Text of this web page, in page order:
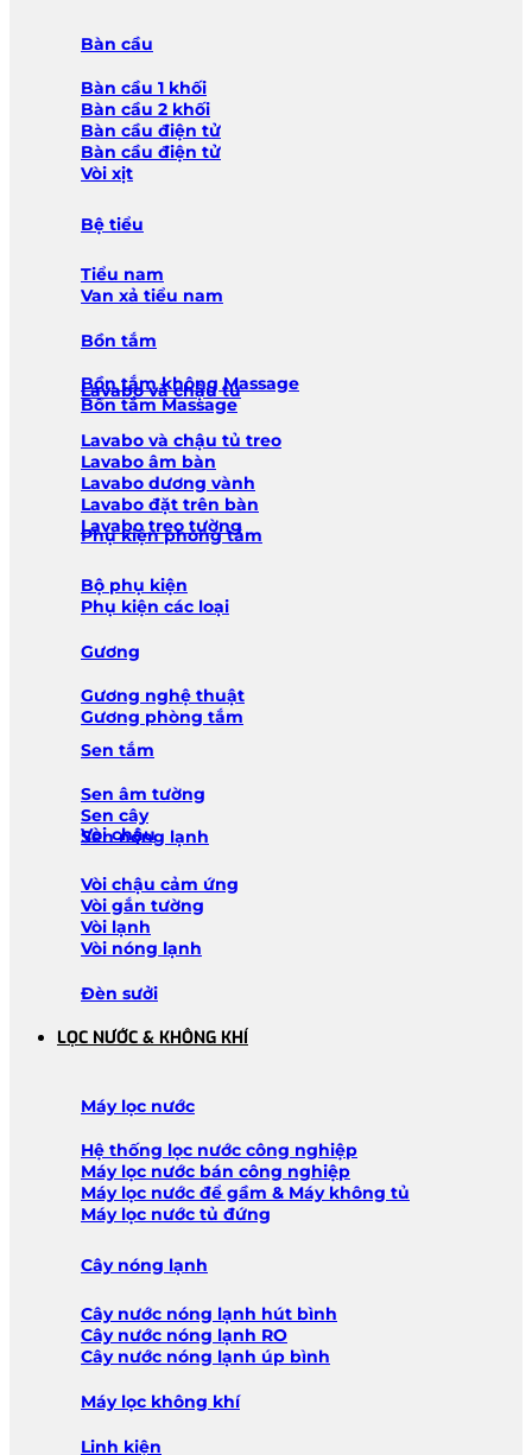
Bàn cầu
Bàn cầu 1 khối
Bàn cầu 2 khối
Bàn cầu điện tử
Bàn cầu điện tử
Vòi xịt
Bệ tiểu
Tiểu nam
Van xả tiểu nam
Bồn tắm
Bồn tắm không Massage
Bồn tắm Massage
Lavabo và chậu tủ
Lavabo và chậu tủ treo
Lavabo âm bàn
Lavabo dương vành
Lavabo đặt trên bàn
Lavabo treo tường
Phụ kiện phòng tắm
Bộ phụ kiện
Phụ kiện các loại
Gương
Gương nghệ thuật
Gương phòng tắm
Sen tắm
Sen âm tường
Sen cây
Sen nóng lạnh
Vòi chậu
Vòi chậu cảm ứng
Vòi gắn tường
Vòi lạnh
Vòi nóng lạnh
Đèn sưởi
LỌC NƯỚC & KHÔNG KHÍ
Máy lọc nước
Hệ thống lọc nước công nghiệp
Máy lọc nước bán công nghiệp
Máy lọc nước để gầm & Máy không tủ
Máy lọc nước tủ đứng
Cây nóng lạnh
Cây nước nóng lạnh hút bình
Cây nước nóng lạnh RO
Cây nước nóng lạnh úp bình
Máy lọc không khí
Linh kiện